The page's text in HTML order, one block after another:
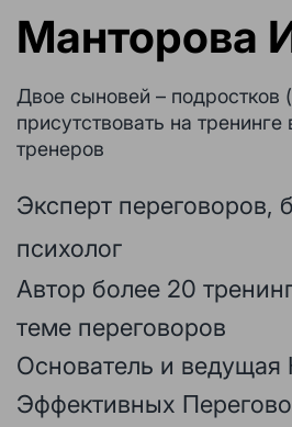
Манторова
Двое сыновей – подростков
присутствовать на тренинге
тренеров
Эксперт переговоров,
психолог
Автор более 20
теме переговоров
Основатель и ведущая
Эффективных